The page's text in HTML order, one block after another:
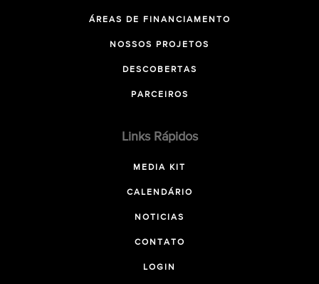
ÁREAS DE FINANCIAMENTO
NOSSOS PROJETOS
DESCOBERTAS
PARCEIROS
Links Rápidos
MEDIA KIT
CALENDÁRIO
NOTICIAS
CONTATO
LOGIN